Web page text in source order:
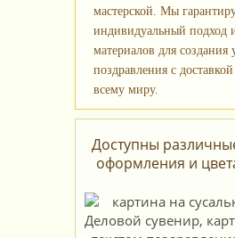
мастерской. Мы
индивидуальный подход
материалов для создания
поздравления с
всему миру.
Доступны
оформления и